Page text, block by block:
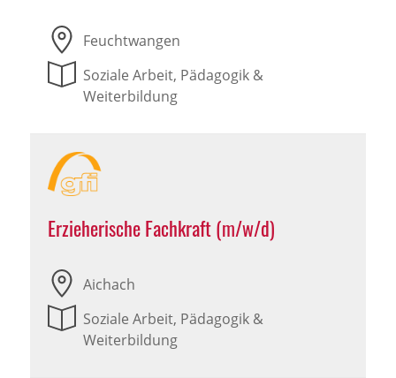
Feuchtwangen
Soziale Arbeit, Pädagogik &
Weiterbildung
Erzieherische Fachkraft (m/w/d)
Aichach
Soziale Arbeit, Pädagogik &
Weiterbildung